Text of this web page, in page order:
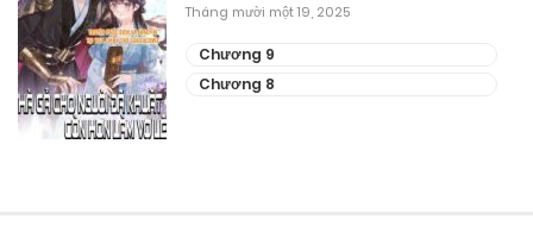
Tháng mười một 19, 2025
Chương 9
Chương 8